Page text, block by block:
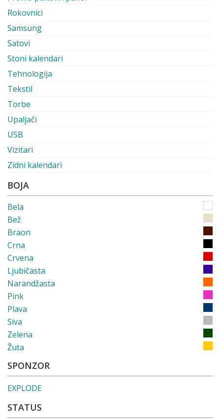
Rokovnici
Samsung
Satovi
Stoni kalendari
Tehnologija
Tekstil
Torbe
Upaljači
USB
Vizitari
Zidni kalendari
BOJA
Bela
Bež
Braon
Crna
Crvena
Ljubičasta
Narandžasta
Pink
Plava
Siva
Zelena
Žuta
SPONZOR
EXPLODE
STATUS